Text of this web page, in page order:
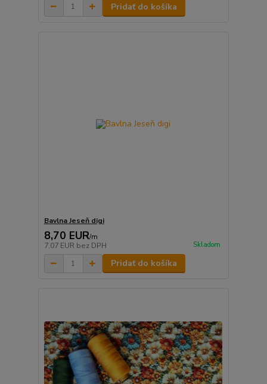
Pridať do košíka
Bavlna Jeseň digi
8,70 EUR/m
7,07 EUR bez DPH Skladom
Pridať do košíka